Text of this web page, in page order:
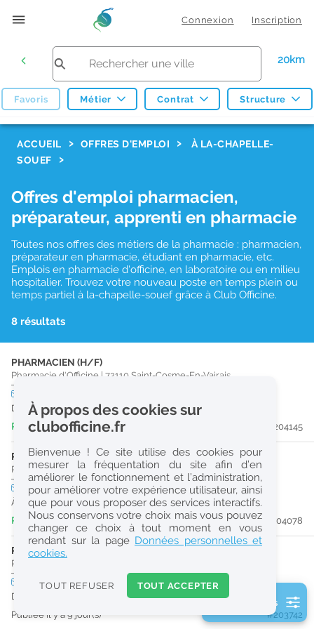
Connexion Inscription
20km
Favoris Métier Contrat Structure
Réinitialiser
2
0
k
Consulter les offres de la France d'outre-mer
ACCUEIL OFFRES D'EMPLOI
À LA-CHAPELLE-
SOUEF
Offres d'emploi pharmacien,
préparateur, apprenti en pharmacie
Toutes nos offres des métiers de la pharmacie : pharmacien,
préparateur en pharmacie, étudiant en pharmacie, etc.
Emplois en pharmacie d'officine, en laboratoire ou en milieu
hospitalier. Trouvez votre nouveau poste en temps plein ou
temps partiel à la-chapelle-souef grâce à Club Officine.
8 résultats
PHARMACIEN (H/F)
Pharmacie d'Officine | 72110 Saint-Cosme-En-Vairais
Dès que possible
Publiée il y a 3 jour(s)
#204145
RAYONNISTE - EMPLOYÉ POLYVALENT (H/F)
Pharmacie d'Officine|61110Rémalard En Perche
CDI temps partiel
À partir du 31/08/26
Publiée il y a 4 jour(s)
#204078
PHARMACIEN (H/F)
Pharmacie d'Officine
CDItemps plein Pro
Dès que possible
Publiée il y a 9 jour(s)
#203742
2 filtre(s) actifs
À propos des cookies sur
clubofficine.fr
Bienvenue ! Ce site utilise des cookies pour
mesurer la fréquentation du site afin d’en
améliorer le fonctionnement et l’administration,
pour améliorer votre expérience utilisateur, ainsi
que pour vous proposer des services interactifs.
Nous conservons votre choix mais vous pouvez
changer ce choix à tout moment en vous
rendant sur la page Données personnelles et
cookies.
TOUT REFUSER TOUT ACCEPTER